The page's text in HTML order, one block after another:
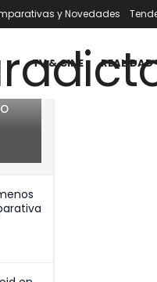
Filtrar y Novedades
TV & CINE REALIDAD